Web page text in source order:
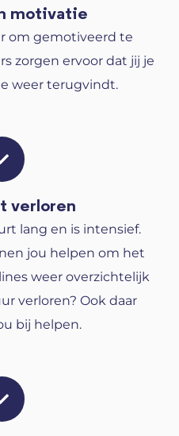
motivatie
om gemotiveerd te
zorgen ervoor dat jij je
weer terugvindt.
verloren
lang en is intensief.
jou helpen om het
weer overzichtelijk
verloren? Ook daar
bij helpen.